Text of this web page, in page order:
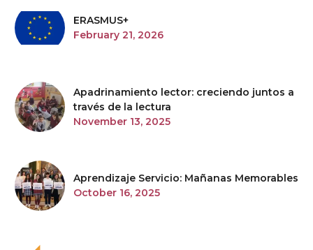
ERASMUS+
February 21, 2026
Apadrinamiento lector: creciendo juntos a
través de la lectura
November 13, 2025
Aprendizaje Servicio: Mañanas Memorables
October 16, 2025